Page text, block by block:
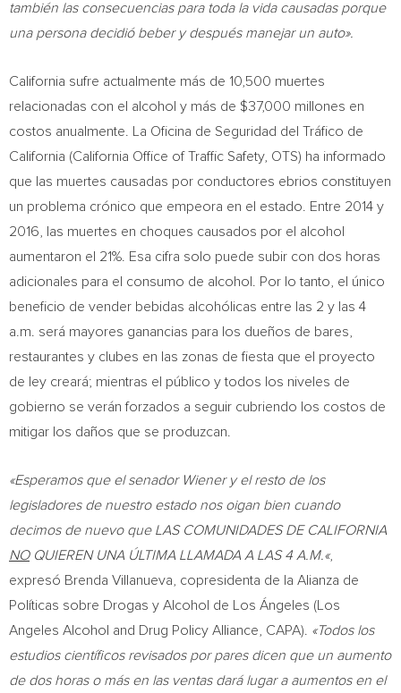
también las consecuencias para toda la vida causadas porque
una persona decidió beber y después manejar un auto».
California sufre actualmente más de 10,500 muertes
relacionadas con el alcohol y más de $37,000 millones en
costos anualmente. La Oficina de Seguridad del Tráfico de
California (California Office of Traffic Safety, OTS) ha informado
que las muertes causadas por conductores ebrios constituyen
un problema crónico que empeora en el estado. Entre 2014 y
2016, las muertes en choques causados por el alcohol
aumentaron el 21%. Esa cifra solo puede subir con dos horas
adicionales para el consumo de alcohol. Por lo tanto, el único
beneficio de vender bebidas alcohólicas entre las 2 y las 4
a.m.
será mayores ganancias para los dueños de bares,
restaurantes y clubes en las zonas de fiesta que el proyecto
de ley creará; mientras el público y todos los niveles de
gobierno se verán forzados a seguir cubriendo los costos de
mitigar los daños que se produzcan.
«Esperamos que el senador Wiener y el resto de los
legisladores de nuestro estado nos oigan bien cuando
decimos de nuevo que LAS COMUNIDADES DE CALIFORNIA
NOQUIEREN UNA ÚLTIMA LLAMADA A LAS4 A.M. «,
expresó Brenda Villanueva, copresidenta de la Alianza de
Políticas sobre Drogas y Alcohol de Los Ángeles (Los
Angeles Alcohol and Drug Policy Alliance, CAPA). «Todos los
estudios científicos revisados por pares dicen que un aumento
de dos horas o más en las ventas dará lugar a aumentos en el